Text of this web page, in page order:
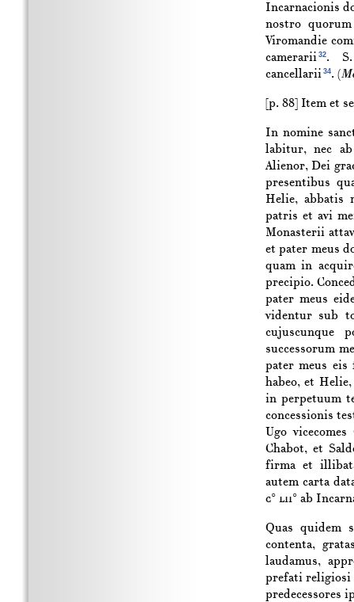
Incarnacionis
nostro
Viromandie
camerarii 32. S.
cancellarii 34. (
[p. 88] Item et
In nomine
labitur, nec
Alienor, Dei
presentibus
Helie, abbatis
patris et avi
Monasterii
et pater meus
quam in
precipio.
pater meus
videntur sub
cujuscunque
successorum
pater meus
habeo, et
in perpetuum
concessionis
Ugo
Chabot, et
firma et
autem carta
c° lii°ab
Quas quidem
contenta,
laudamus,
prefati religiosi
predecessores